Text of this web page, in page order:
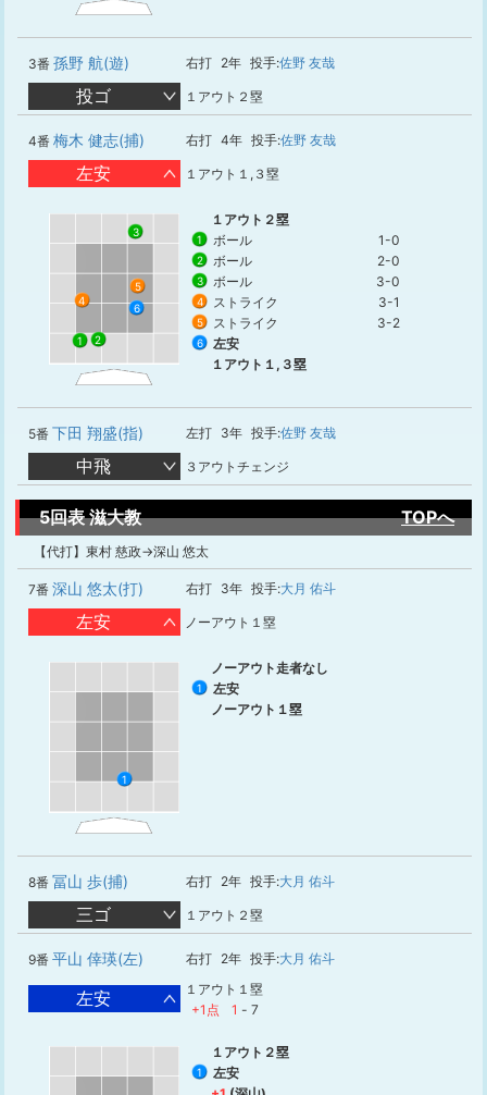
3番 孫野 航(遊) 右打 2年 投手:佐野 友哉
投ゴ １アウト２塁
4番 梅木 健志(捕) 右打 4年 投手:佐野 友哉
左安 １アウト１,３塁
1 2
3
4
5
6
１アウト２塁
1 ボール 1-0
2 ボール 2-0
3 ボール 3-0
4 ストライク 3-1
5 ストライク 3-2
6
左安
１アウト１,３塁
5番 下田 翔盛(指) 左打 3年 投手:佐野 友哉
中飛 ３アウトチェンジ
5回表 滋大教 TOPへ
【代打】東村 慈政→深山 悠太
7番 深山 悠太(打) 右打 3年 投手:大月 佑斗
左安 ノーアウト１塁
1
ノーアウト走者なし
1
左安
ノーアウト１塁
8番 冨山 歩(捕) 右打 2年 投手:大月 佑斗
三ゴ １アウト２塁
9番 平山 倖瑛(左) 右打 2年 投手:大月 佑斗
左安
１アウト１塁
+1点
1 - 7
１アウト２塁
1
左安